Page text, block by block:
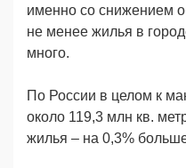
именно со снижением
не менее жилья в
много.
По России в целом к
около 119,3 млн кв.
жилья – на 0,3%